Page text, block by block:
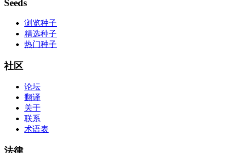
Seeds
浏览种子
精选种子
热门种子
社区
论坛
翻译
关于
联系
术语表
法律